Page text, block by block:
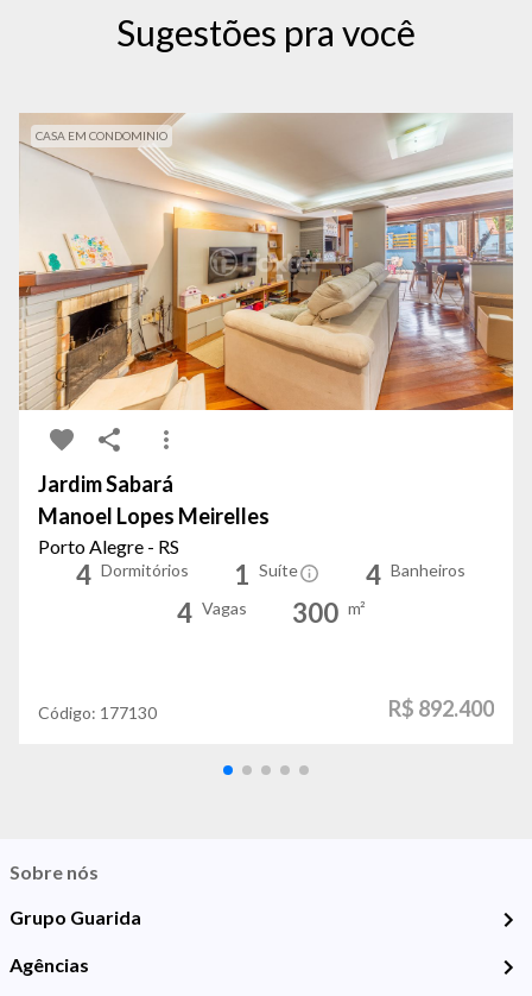
Sugestões pra você
CASA EM CONDOMINIO
Jardim Sabará
Manoel Lopes Meirelles
Porto Alegre - RS
4 Dormitórios 1 Suíte 4 Banheiros
4 Vagas 300 m²
Código: 177130 R$ 892.400
Sobre nós
Grupo Guarida
Agências